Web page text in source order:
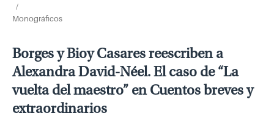
/
Monográficos
Borges y Bioy Casares reescriben a
Alexandra David-Néel. El caso de “La
vuelta del maestro” en Cuentos breves y
extraordinarios